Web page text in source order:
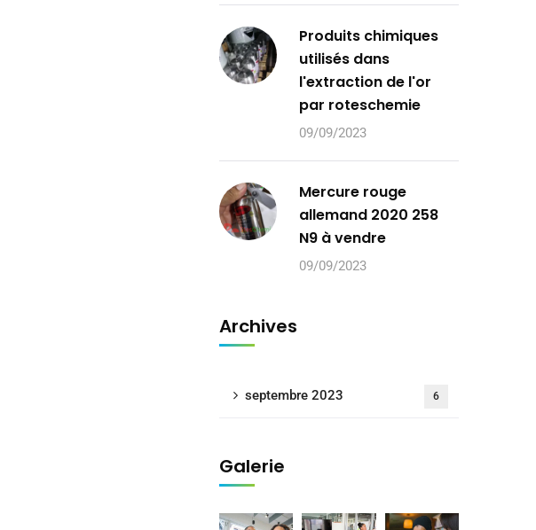
Produits chimiques
utilisés dans
l'extraction de l'or
par roteschemie
09/09/2023
Mercure rouge
allemand 2020 258
N9 à vendre
09/09/2023
Archives
septembre 2023 6
Galerie